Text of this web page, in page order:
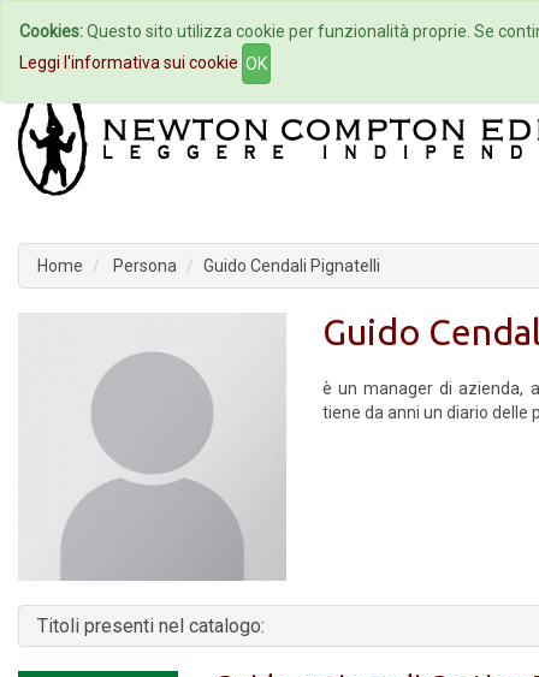
Home Autori Eventi
Home Persona Guido Cendali Pignatelli
Guido
è un manager di azienda,
tiene da anni un diario delle
Titoli presenti nel catalogo:
Cookies:Questo sito utilizza cookie per funzionalità proprie. Se
Leggi l'informativa sui cookie OK